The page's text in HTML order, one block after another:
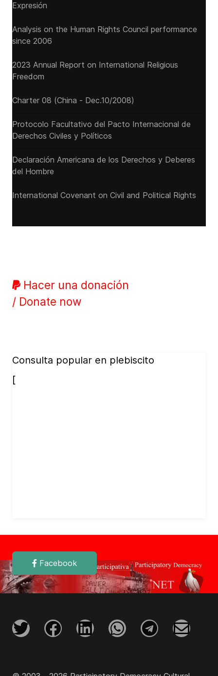
Expresión
Analysis on the Human Rights Council performance
since 2006
2023 Annual Report on International Religious
Freedom
Charter 08 (China - Dec.10/2008)
Protocolo Facultativo del Pacto Internacional de
Derechos Civiles y Políticos
Declaración Americana de los Derechos y Deberes
del Hombre
International Covenant on Civil and Political Rights
Hacer una donación
/ Donate now
Consulta popular en plebiscito
[
Facebook